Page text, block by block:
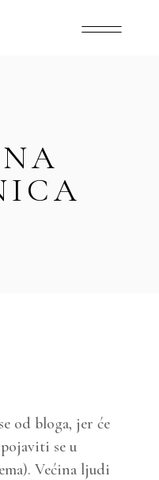
od bloga, jer će
se u
Većina ljudi